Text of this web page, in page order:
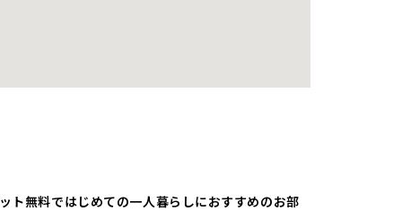
ト無料ではじめての一人暮らしにおすすめのお部